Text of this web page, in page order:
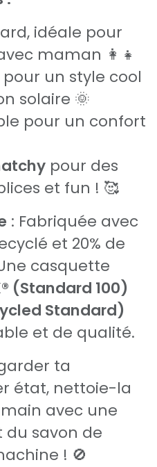
idéale pour
maman 👩‍👧
un style cool
solaire 🌞
pour un confort
pour des
et fun ! 🥰
: Fabriquée avec
et 20% de
casquette
(Standard 100)
Standard)
et de qualité.
ta
état, nettoie-la
avec une
savon de
! 🚫